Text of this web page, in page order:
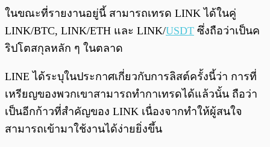
ในขณะที่รายงานอยู่นี้ สามารถเทรด LINK ได้ในคู่
LINK/BTC, LINK/ETH และ LINK/USDT ซึ่งถือว่าเป็นค
ริปโตสกุลหลัก ๆ ในตลาด
LINE ได้ระบุในประกาศเกี่ยวกับการลิสต์ครั้งนี้ว่า การที่
เหรียญของพวกเขาสามารถทำกาเทรดได้แล้วนั้น ถือว่า
เป็นอีกก้าวที่สำคัญของ LINK เนื่องจากทำให้ผู้สนใจ
สามารถเข้ามาใช้งานได้ง่ายยิ่งขึ้น